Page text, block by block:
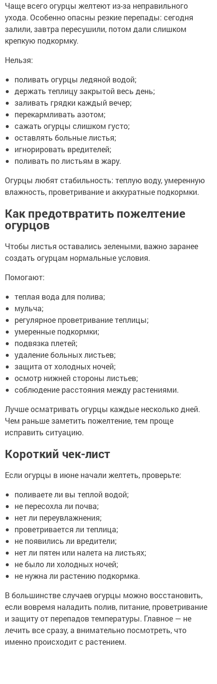
Чаще всего огурцы желтеют из-за неправильного
ухода. Особенно опасны резкие перепады: сегодня
залили, завтра пересушили, потом дали слишком
крепкую подкормку.
Нельзя:
поливать огурцы ледяной водой;
держать теплицу закрытой весь день;
заливать грядки каждый вечер;
перекармливать азотом;
сажать огурцы слишком густо;
оставлять больные листья;
игнорировать вредителей;
поливать по листьям в жару.
Огурцы любят стабильность: теплую воду, умеренную
влажность, проветривание и аккуратные подкормки.
Как предотвратить пожелтение
огурцов
Чтобы листья оставались зелеными, важно заранее
создать огурцам нормальные условия.
Помогают:
теплая вода для полива;
мульча;
регулярное проветривание теплицы;
умеренные подкормки;
подвязка плетей;
удаление больных листьев;
защита от холодных ночей;
осмотр нижней стороны листьев;
соблюдение расстояния между растениями.
Лучше осматривать огурцы каждые несколько дней.
Чем раньше заметить пожелтение, тем проще
исправить ситуацию.
Короткий чек-лист
Если огурцы в июне начали желтеть, проверьте:
поливаете ли вы теплой водой;
не пересохла ли почва;
нет ли переувлажнения;
проветривается ли теплица;
не появились ли вредители;
нет ли пятен или налета на листьях;
не было ли холодных ночей;
не нужна ли растению подкормка.
В большинстве случаев огурцы можно восстановить,
если вовремя наладить полив, питание, проветривание
и защиту от перепадов температуры. Главное — не
лечить все сразу, а внимательно посмотреть, что
именно происходит с растением.